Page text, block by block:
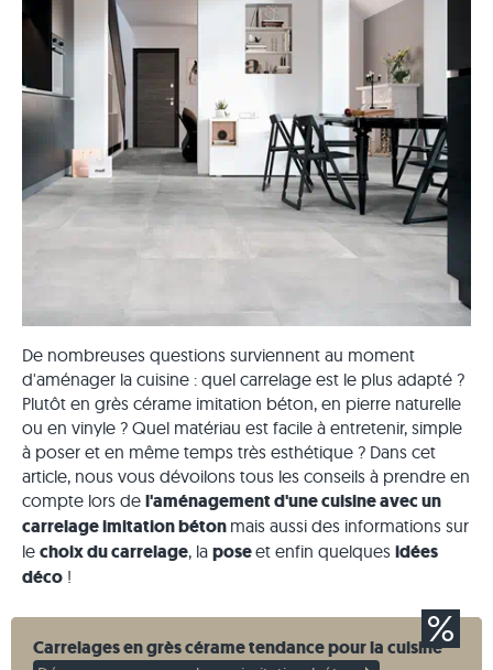
De nombreuses questions surviennent au moment
d'aménager la cuisine : quel carrelage est le plus adapté ?
Plutôt en grès cérame imitation béton, en pierre naturelle
ou en vinyle ? Quel matériau est facile à entretenir, simple
à poser et en même temps très esthétique ? Dans cet
article, nous vous dévoilons tous les conseils à prendre en
compte lors de l'aménagement d'une cuisine avec un
carrelage imitation béton mais aussi des informations sur
le choix du carrelage, la poseet enfin quelques idées
déco !
Carrelages en grès cérame tendance pour la cuisine